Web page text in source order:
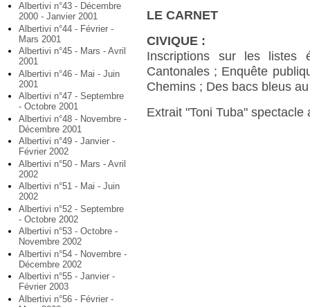
Albertivi n°43 - Décembre
2000 - Janvier 2001
Albertivi n°44 - Février -
Mars 2001
Albertivi n°45 - Mars - Avril
2001
Albertivi n°46 - Mai - Juin
2001
Albertivi n°47 - Septembre
- Octobre 2001
Albertivi n°48 - Novembre -
Décembre 2001
Albertivi n°49 - Janvier -
Février 2002
Albertivi n°50 - Mars - Avril
2002
Albertivi n°51 - Mai - Juin
2002
Albertivi n°52 - Septembre
- Octobre 2002
Albertivi n°53 - Octobre -
Novembre 2002
Albertivi n°54 - Novembre -
Décembre 2002
Albertivi n°55 - Janvier -
Février 2003
Albertivi n°56 - Février -
LE CARNET
CIVIQUE :
Inscriptions sur les listes
Cantonales ; Enquête
Chemins ; Des bacs bleus
Extrait "Toni Tuba"